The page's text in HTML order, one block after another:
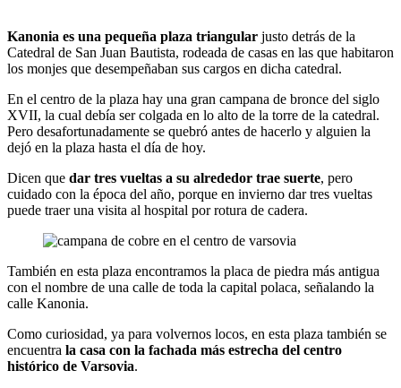
Kanonia es una pequeña plaza triangular justo detrás de la
Catedral de San Juan Bautista, rodeada de casas en las que habitaron
los monjes que desempeñaban sus cargos en dicha catedral.
En el centro de la plaza hay una gran campana de bronce del siglo
XVII, la cual debía ser colgada en lo alto de la torre de la catedral.
Pero desafortunadamente se quebró antes de hacerlo y alguien la
dejó en la plaza hasta el día de hoy.
Dicen que dar tres vueltas a su alrededor trae suerte, pero
cuidado con la época del año, porque en invierno dar tres vueltas
puede traer una visita al hospital por rotura de cadera.
También en esta plaza encontramos la placa de piedra más antigua
con el nombre de una calle de toda la capital polaca, señalando la
calle Kanonia.
Como curiosidad, ya para volvernos locos, en esta plaza también se
encuentra la casa con la fachada más estrecha del centro
histórico de Varsovia.